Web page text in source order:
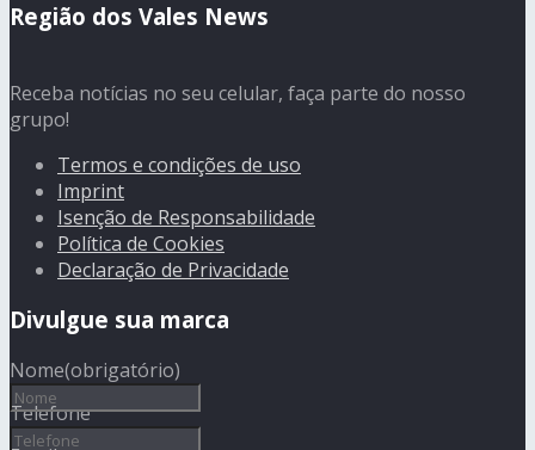
Região dos Vales News
Receba notícias no seu celular, faça parte do nosso
grupo!
Termos e condições de uso
Imprint
Isenção de Responsabilidade
Política de Cookies
Declaração de Privacidade
Divulgue sua marca
Nome(obrigatório)
Telefone